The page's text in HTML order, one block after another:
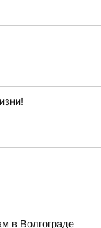
в Волгограде